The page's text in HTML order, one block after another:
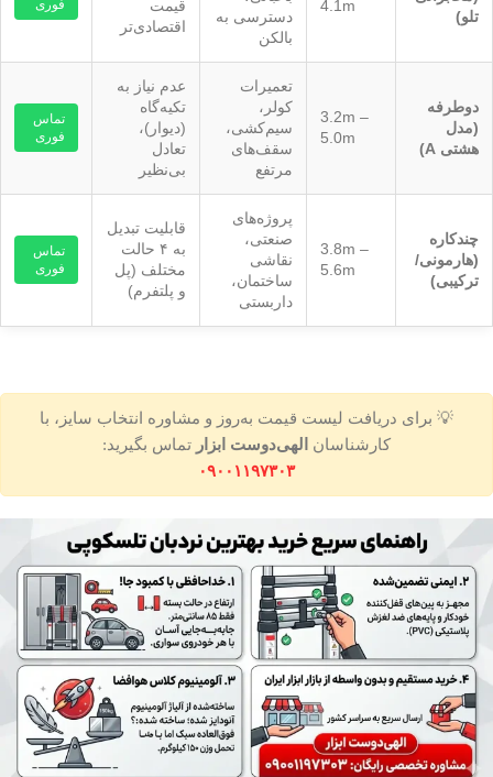
تلو)
4.1m
دسترسی به
بالکن
قیمت
اقتصادی‌تر
فوری
دو‌طرفه
(مدل
هشتی A)
3.2m –
5.0m
تعمیرات
کولر،
سیم‌کشی،
سقف‌های
مرتفع
عدم نیاز به
تکیه‌گاه
(دیوار)،
تعادل
بی‌نظیر
تماس
فوری
چندکاره
(هارمونی/
ترکیبی)
3.8m –
5.6m
پروژه‌های
صنعتی،
نقاشی
ساختمان،
داربستی
قابلیت تبدیل
به ۴ حالت
مختلف (پل
و پلتفرم)
تماس
فوری
💡 برای دریافت لیست قیمت به‌روز و مشاوره انتخاب سایز، با
کارشناسان
الهی‌دوست ابزار تماس بگیرید:
۰۹۰۰۱۱۹۷۳۰۳